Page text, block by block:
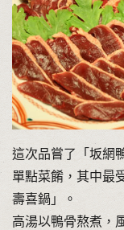
這次品嘗了「坂網
單點菜餚，其中最
壽喜鍋」。
高湯以鴨骨熬煮，